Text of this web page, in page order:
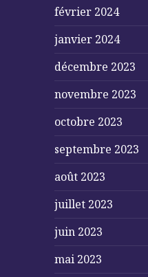
février 2024
janvier 2024
décembre 2023
novembre 2023
octobre 2023
septembre 2023
août 2023
juillet 2023
juin 2023
mai 2023